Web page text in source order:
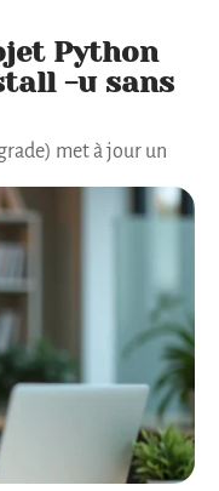
Python
-u sans
met à jour un